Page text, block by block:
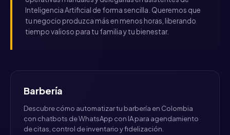
Inteligencia Artificial de forma sencilla. Queremos que
tu negocio produzca más en menos horas, liberando
tiempo valioso para tu familia y tu bienestar.
Barbería
Descubre cómo automatizar tu barbería en Colombia
con chatbots de WhatsApp con IA para agendamiento
de citas, control de inventario y fidelización.